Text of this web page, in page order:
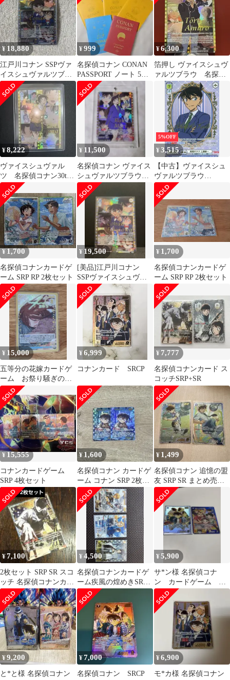
¥ 18,880
江戸川コナン SSPヴァ
イスシュヴァルツブラ
ウ 30周年プレミアムパ
ック
¥999
名探偵コナン CONAN
PASSPORT ノート 5
冊 安室 赤井 キッ
ド
¥6,300
箔押し ヴァイスシュヴ
ァルツブラウ 名探偵
コナン 安室透 SSP
¥8,222
ヴァイスシュヴァル
ツ 名探偵コナン30th
遠山和葉 SSP
¥ 11,500
名探偵コナン ヴァイス
シュヴァルツブラウ
30th SSP 毛利蘭
5%OFF
¥3,515
【中古】ヴァイスシュ
ヴァルツブラウ
CNN/01E-
012SSP[SSP]：(ホロ)推
理オタク 工藤新一(金
箔押し)
¥ 1,700
名探偵コナンカードゲ
ーム SRP RP 2枚セット
¥ 19,500
[美品]江戸川コナン
SSPヴァイスシュヴァ
ルツブラウ 30周年プレ
ミアムパック
¥ 1,700
名探偵コナンカードゲ
ーム SRP RP 2枚セット
¥ 15,000
五等分の花嫁カードゲ
ーム お祭り騒ぎの日
常 見つけてくれた
私 中野三玖 SSP
¥6,999
コナンカード SRCP
¥ 7,777
名探偵コナンカード ス
コッチSRP+SR
¥ 15,555
コナンカードゲーム
SRP 4枚セット
¥ 1,600
名探偵コナン カードゲ
ーム コナン SRP 2枚セ
ット
¥ 1,499
名探偵コナン 追憶の盟
友 SRP SR まとめ売り
工藤新一
¥7,100
2枚セット SRP SR スコ
ッチ 名探偵コナンカー
ドゲーム 追憶の盟友
¥4,500
名探偵コナンカードゲ
ーム疾風の煌めきSRP
MR SR RP CP まとめ売
り
¥5,900
サ*ン様 名探偵コナ
ン カードゲーム 少
年探偵団 SRCP
¥9,200
と*と様 名探偵コナン
¥7,000
名探偵コナン SRCP
¥6,900
モ*カ様 名探偵コナン